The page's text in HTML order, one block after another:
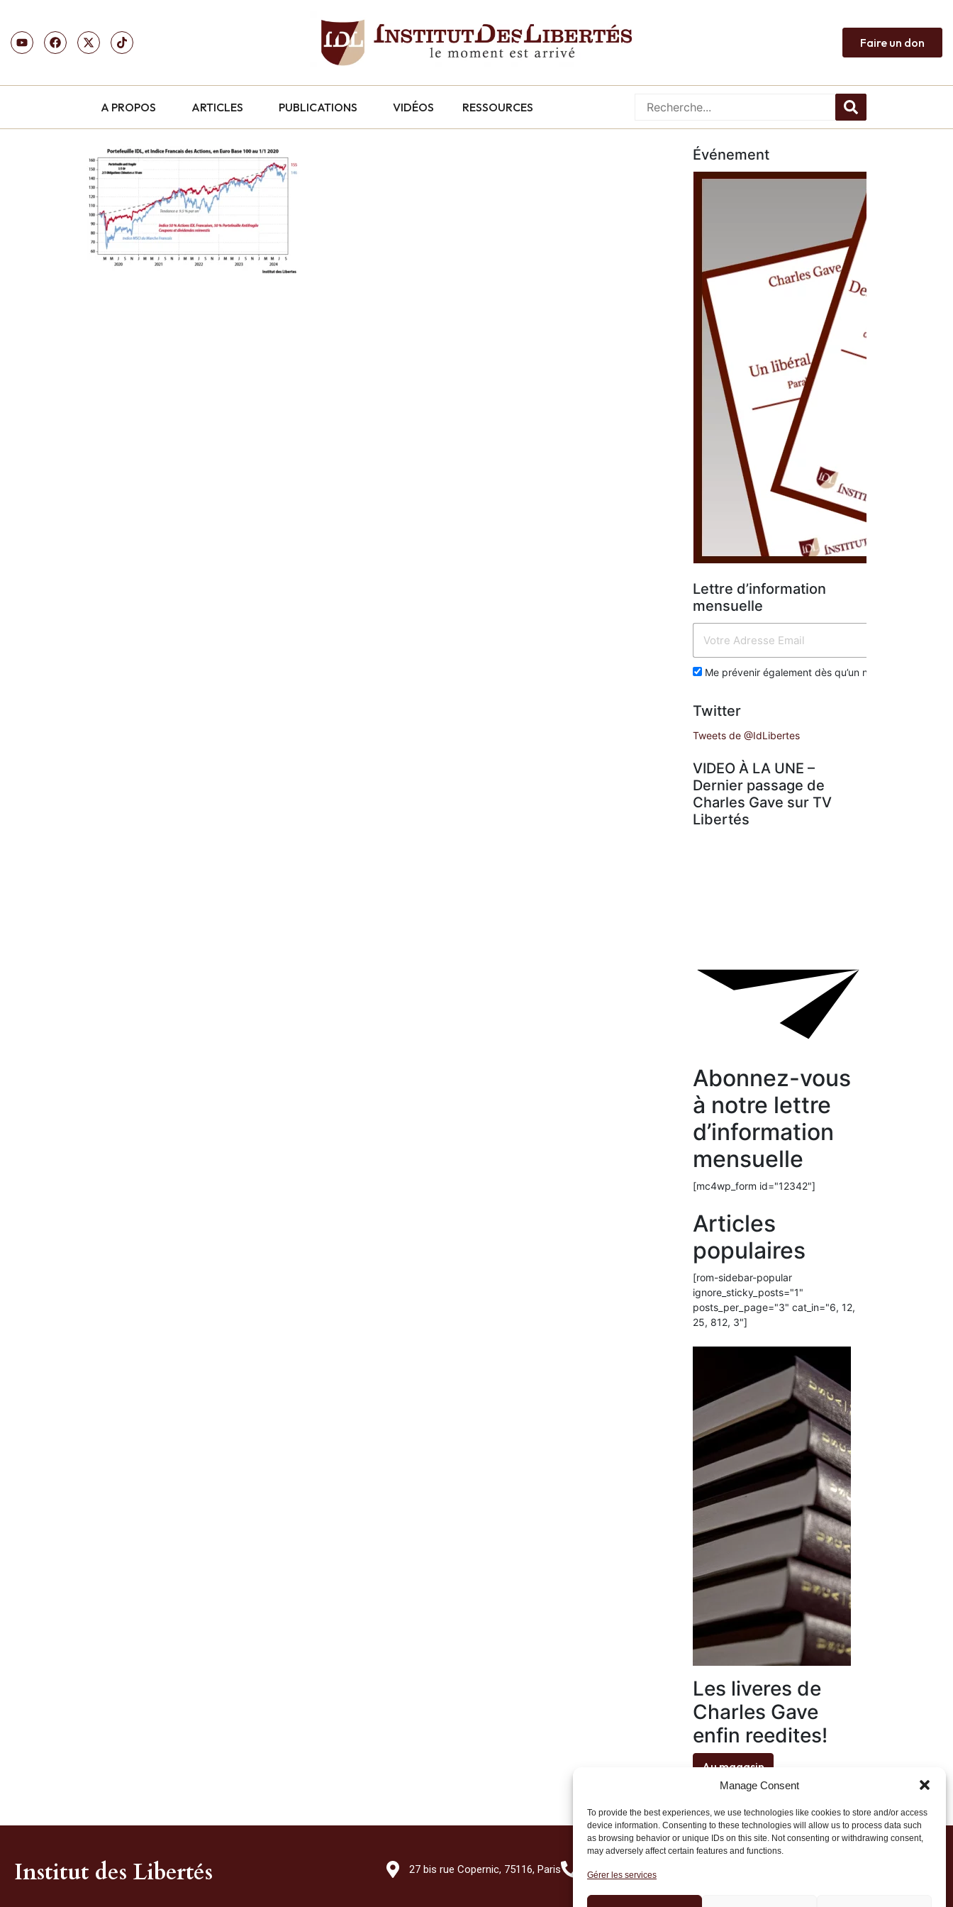
Manage Consent
To provide the best experiences, we use technologies like cookies to store and/or access
device information. Consenting to these technologies will allow us to process data such
as browsing behavior or unique IDs on this site. Not consenting or withdrawing consent,
may adversely affect certain features and functions.
Gérer les services
Faire un don
A PROPOS ARTICLES PUBLICATIONS VIDÉOS RESSOURCES
Événement
Lettre d’information
mensuelle
Me prévenir également dès qu’un nouvel article est
Twitter
Tweets de @IdLibertes
VIDEO À LA UNE –
Dernier passage de
Charles Gave sur TV
Libertés
Abonnez-vous
à notre lettre
d’information
mensuelle
[mc4wp_form id="12342"]
Articles
populaires
[rom-sidebar-popular
ignore_sticky_posts="1"
posts_per_page="3" cat_in="6, 12,
25, 812, 3"]
Les liveres de
Charles Gave
enfin reedites!
Au magasin
Institut des Libertés 27 bis rue Copernic, 75116, Paris +33 (0)1 71 20 45 39